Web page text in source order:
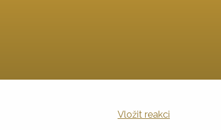
Vložit reakci